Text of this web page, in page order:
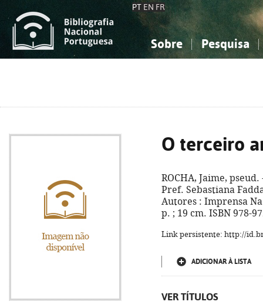
PT EN FR
Sobre Pesquisa
O terceiro
ROCHA, Jaime, pseud.
Pref. Sebastiana
Autores : Imprensa
p. ; 19 cm. ISBN 978-
Link persistente: http://
ADICIONAR À LISTA
VER TÍTULOS